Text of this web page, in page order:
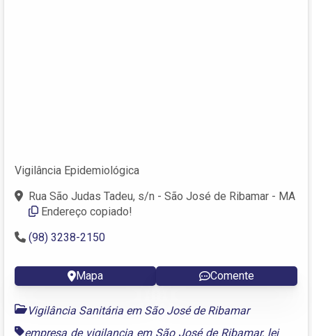
Vigilância Epidemiológica
Rua São Judas Tadeu, s/n - São José de Ribamar - MA
Endereço copiado!
(98) 3238-2150
Mapa Comente
Vigilância Sanitária em São José de Ribamar
empresa de vigilancia em São José de Ribamar, lei